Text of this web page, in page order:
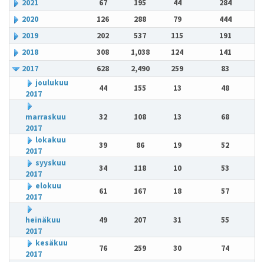
2021
67 195 44
284
2020
126 288 79
444
2019
202 537 115
191
2018
308 1,038 124
141
2017
628 2,490 259
83
joulukuu
2017
44 155 13 48
marraskuu
2017
32 108 13 68
lokakuu
2017
39 86 19
52
syyskuu
2017
34 118 10
53
elokuu
2017
61 167 18 57
heinäkuu
2017
49 207 31 55
kesäkuu
2017
76 259 30 74